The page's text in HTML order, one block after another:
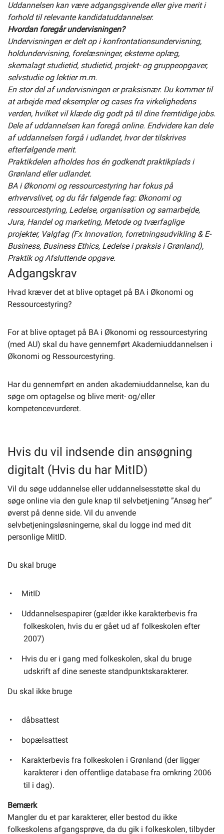
Uddannelsen kan være adgangsgivende eller give merit i
forhold til relevante kandidatuddannelser.
Hvordan foregår undervisningen?
Undervisningen er delt op i konfrontationsundervisning,
holdundervisning, forelæsninger, eksterne oplæg,
skemalagt studietid, studietid, projekt- og gruppeopgaver,
selvstudie og lektier m.m.
En stor del af undervisningen er praksisnær. Du kommer til
at arbejde med eksempler og cases fra virkelighedens
verden, hvilket vil klæde dig godt på til dine fremtidige jobs.
Dele af uddannelsen kan foregå online. Endvidere kan dele
af uddannelsen forgå i udlandet, hvor der tilskrives
efterfølgende merit.
Praktikdelen afholdes hos én godkendt praktikplads i
Grønland eller udlandet.
BA i Økonomi og ressourcestyring har fokus på
erhvervslivet, og du får følgende fag: Økonomi og
ressourcestyring, Ledelse, organisation og samarbejde,
Jura, Handel og marketing, Metode og tværfaglige
projekter, Valgfag (Fx Innovation, forretningsudvikling & E-
Business, Business Ethics, Ledelse i praksis i Grønland),
Praktik og Afsluttende opgave.
Adgangskrav
Hvad kræver det at blive optaget på BA i Økonomi og
Ressourcestyring?
For at blive optaget på BA i Økonomi og ressourcestyring
(med AU) skal du have gennemført Akademiuddannelsen i
Økonomi og Ressourcestyring.
Har du gennemført en anden akademiuddannelse, kan du
søge om optagelse og blive merit- og/eller
kompetencevurderet.
Hvis du vil indsende din ansøgning
digitalt (Hvis du har MitID)
Vil du søge uddannelse eller uddannelsesstøtte skal du
søge online via den gule knap til selvbetjening ”Ansøg her”
øverst på denne side. Vil du anvende
selvbetjeningsløsningerne, skal du logge ind med dit
personlige MitID.
Du skal bruge
MitID
Uddannelsespapirer (gælder ikke karakterbevis fra
folkeskolen, hvis du er gået ud af folkeskolen efter
2007)
Hvis du er i gang med folkeskolen, skal du bruge
udskrift af dine seneste standpunktskarakterer.
Du skal ikke bruge
dåbsattest
bopælsattest
Karakterbevis fra folkeskolen i Grønland (der ligger
karakterer i den offentlige database fra omkring 2006
til i dag).
Bemærk
Mangler du et par karakterer, eller bestod du ikke
folkeskolens afgangsprøve, da du gik i folkeskolen, tilbyder